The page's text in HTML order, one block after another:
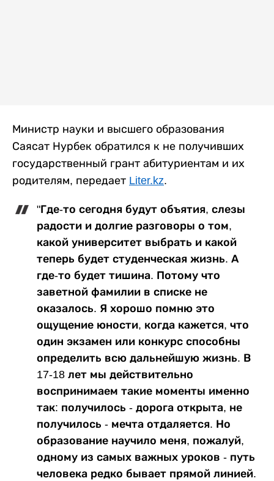
Министр науки и высшего образования
Саясат Нурбек обратился к не получивших
государственный грант абитуриентам и их
родителям, передает Liter.kz.
"Где-то сегодня будут объятия, слезы
радости и долгие разговоры о том,
какой университет выбрать и какой
теперь будет студенческая жизнь. А
где-то будет тишина. Потому что
заветной фамилии в списке не
оказалось. Я хорошо помню это
ощущение юности, когда кажется, что
один экзамен или конкурс способны
определить всю дальнейшую жизнь. В
17-18 лет мы действительно
воспринимаем такие моменты именно
так: получилось - дорога открыта, не
получилось - мечта отдаляется. Но
образование научило меня, пожалуй,
одному из самых важных уроков - путь
человека редко бывает прямой линией.